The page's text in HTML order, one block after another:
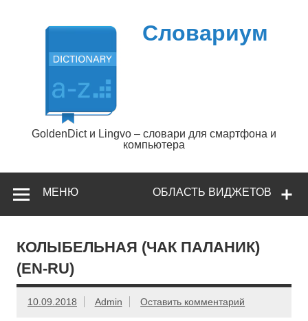
содержимому
Словариум
GoldenDict и Lingvo – словари для смартфона и
компьютера
ОБЛАСТЬ ВИДЖЕТОВ
МЕНЮ
КОЛЫБЕЛЬНАЯ (ЧАК ПАЛАНИК)
(EN-RU)
10.09.2018 Admin Оставить комментарий